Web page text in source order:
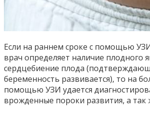
Если на раннем сроке с помощью
врач определяет наличие плодного
сердцебиение плода
беременность развивается), то на
помощью УЗИ удается
врожденные пороки развития, а так